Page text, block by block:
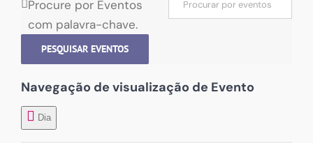
Procure por Eventos
com palavra-chave.
PESQUISAR EVENTOS
Navegação de visualização de Evento
Dia